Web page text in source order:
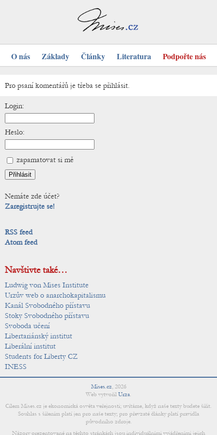
O nás Základy Články Literatura Podpořte nás
Pro psaní komentářů je třeba se přihlásit.
Login:
Heslo:
zapamatovat si mě
Nemáte zde účet?
Zaregistrujte se!
RSS feed
Atom feed
Navštivte také…
Ludwig von Mises Institute
Urzův web o anarchokapitalismu
Kanál Svobodného přístavu
Stoky Svobodného přístavu
Svoboda učení
Libertariánský institut
Liberální institut
Students for Liberty CZ
INESS
Mises.cz, 2026
Web vytvořil Urza.
Cílem Mises.cz je ekonomická osvěta veřejnosti; uvítáme, když naše texty budete šířit.
Souhlas s šířením platí jen pro naše texty; pro převzaté články platí pravidla
původního zdroje.
Názory prezentované na těchto stránkách jsou individuálními vyjádřeními jejich